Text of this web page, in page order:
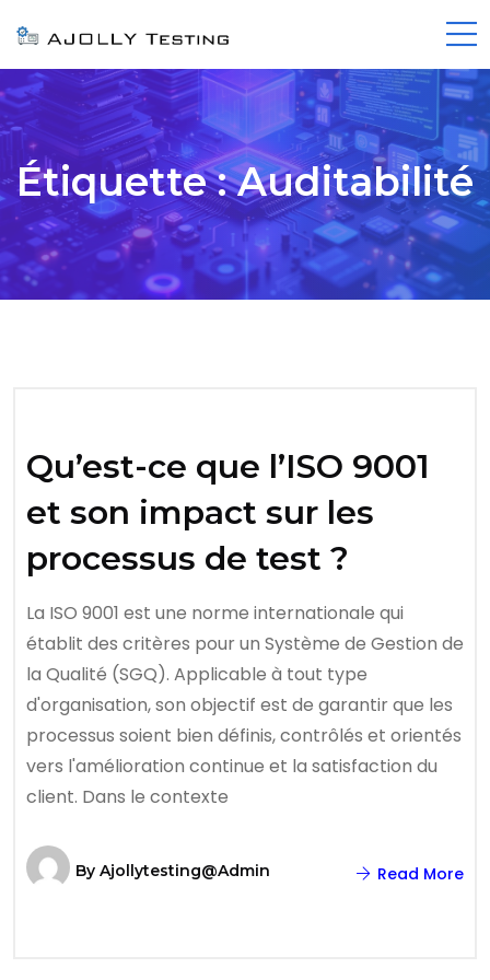
Étiquette :Auditabilité
Qu’est-ce que l’ISO 9001
et son impact sur les
processus de test ?
La ISO 9001 est une norme internationale qui
établit des critères pour un Système de Gestion de
la Qualité (SGQ). Applicable à tout type
d'organisation, son objectif est de garantir que les
processus soient bien définis, contrôlés et orientés
vers l'amélioration continue et la satisfaction du
client. Dans le contexte
By Ajollytesting@admin Read More